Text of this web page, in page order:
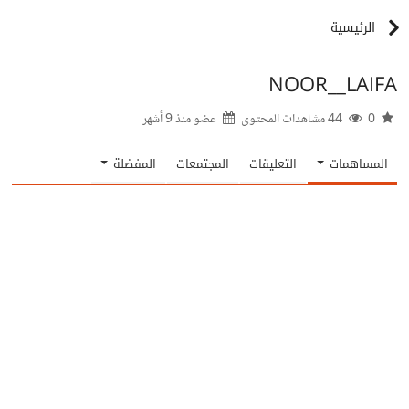
الرئيسية
NOOR__LAIFA
عضو منذ9 أشهر
المساهمات التعليقات المجتمعات المفضلة